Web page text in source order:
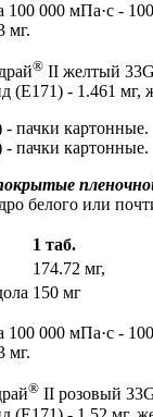
100 000 мПа·с -
мг.
® II желтый
(E171) - 1.461
- пачки картонные.
- пачки картонные.
белого или
1 таб.
174.72 мг,
150 мг
100 000 мПа·с -
мг.
® II розовый